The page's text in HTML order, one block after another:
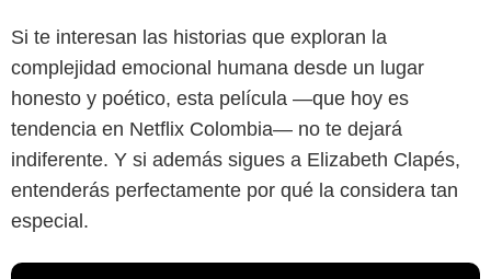
Si te interesan las historias que exploran la
complejidad emocional humana desde un lugar
honesto y poético, esta película —que hoy es
tendencia en Netflix Colombia— no te dejará
indiferente. Y si además sigues a Elizabeth Clapés,
entenderás perfectamente por qué la considera tan
especial.